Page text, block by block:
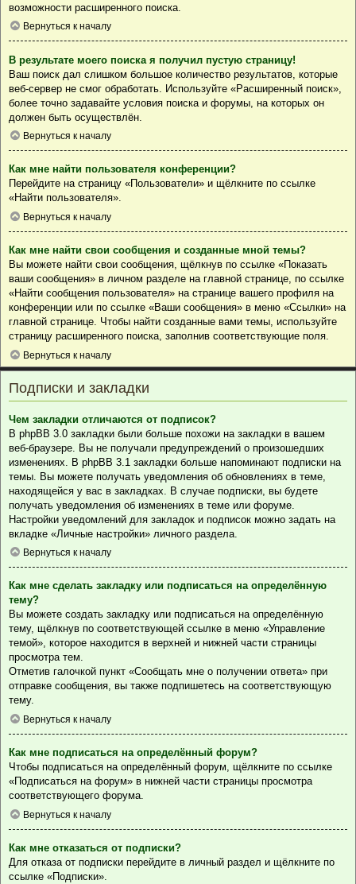
возможности расширенного поиска.
Вернуться к началу
В результате моего поиска я получил пустую страницу!
Ваш поиск дал слишком большое количество результатов, которые
веб-сервер не смог обработать. Используйте «Расширенный поиск»,
более точно задавайте условия поиска и форумы, на которых он
должен быть осуществлён.
Вернуться к началу
Как мне найти пользователя конференции?
Перейдите на страницу «Пользователи» и щёлкните по ссылке
«Найти пользователя».
Вернуться к началу
Как мне найти свои сообщения и созданные мной темы?
Вы можете найти свои сообщения, щёлкнув по ссылке «Показать
ваши сообщения» в личном разделе на главной странице, по ссылке
«Найти сообщения пользователя» на странице вашего профиля на
конференции или по ссылке «Ваши сообщения» в меню «Ссылки» на
главной странице. Чтобы найти созданные вами темы, используйте
страницу расширенного поиска, заполнив соответствующие поля.
Вернуться к началу
Подписки и закладки
Чем закладки отличаются от подписок?
В phpBB 3.0 закладки были больше похожи на закладки в вашем
веб-браузере. Вы не получали предупреждений о произошедших
изменениях. В phpBB 3.1 закладки больше напоминают подписки на
темы. Вы можете получать уведомления об обновлениях в теме,
находящейся у вас в закладках. В случае подписки, вы будете
получать уведомления об изменениях в теме или форуме.
Настройки уведомлений для закладок и подписок можно задать на
вкладке «Личные настройки» личного раздела.
Вернуться к началу
Как мне сделать закладку или подписаться на определённую
тему?
Вы можете создать закладку или подписаться на определённую
тему, щёлкнув по соответствующей ссылке в меню «Управление
темой», которое находится в верхней и нижней части страницы
просмотра тем.
Отметив галочкой пункт «Сообщать мне о получении ответа» при
отправке сообщения, вы также подпишетесь на соответствующую
тему.
Вернуться к началу
Как мне подписаться на определённый форум?
Чтобы подписаться на определённый форум, щёлкните по ссылке
«Подписаться на форум» в нижней части страницы просмотра
соответствующего форума.
Вернуться к началу
Как мне отказаться от подписки?
Для отказа от подписки перейдите в личный раздел и щёлкните по
ссылке «Подписки».